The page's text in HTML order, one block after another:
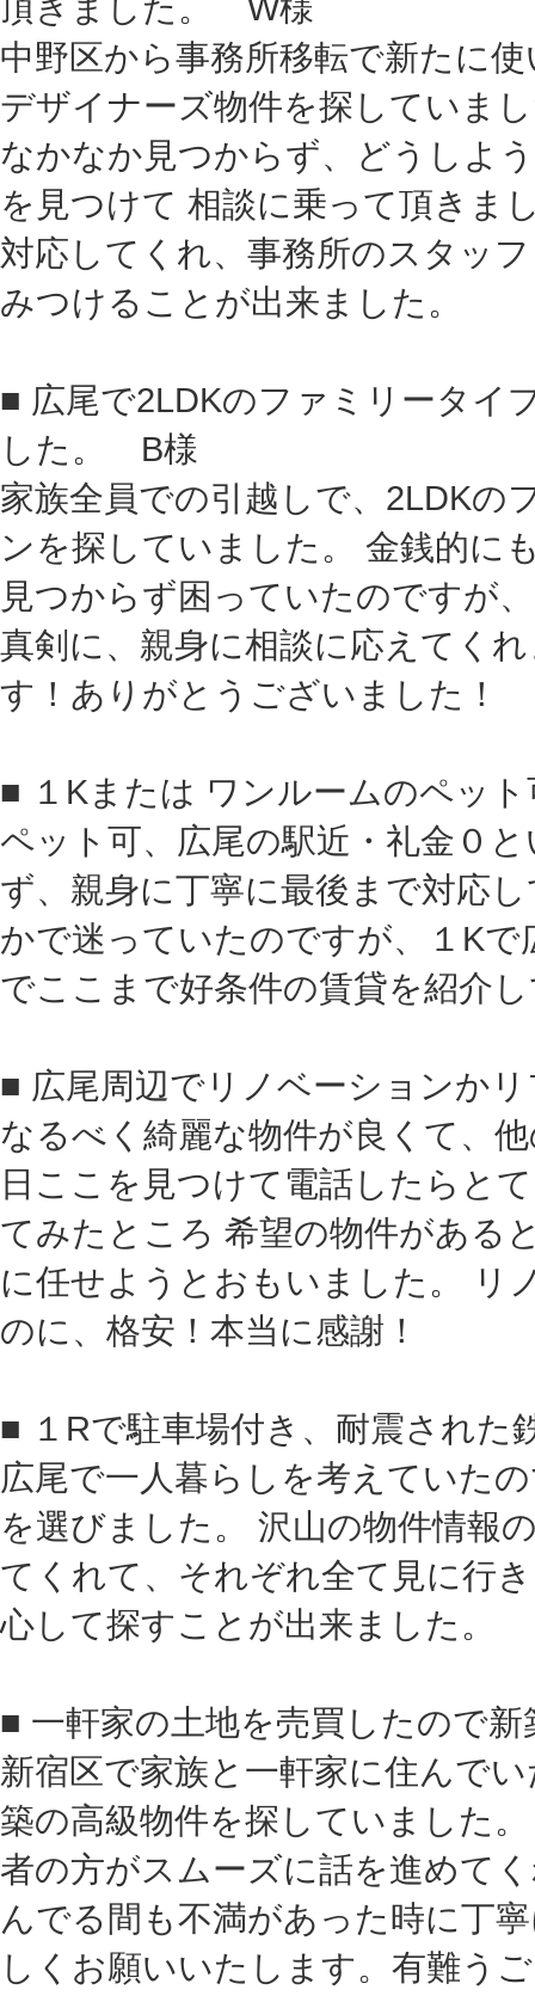
中野区から事務所移転で新たに
デザイナーズ物件を探していま
なかなか見つからず、どうしよ
を見つけて 相談に乗って頂きま
対応してくれ、事務所のスタッ
みつけることが出来ました。
■ 広尾で2LDKのファミリータイ
した。 B様
家族全員での引越しで、2LDKの
ンを探していました。 金銭的に
見つからず困っていたのですが
真剣に、親身に相談に応えてく
す！ありがとうございました！
■ １Kまたは ワンルームのペッ
ペット可、広尾の駅近・礼金０
ず、親身に丁寧に最後まで対応
かで迷っていたのですが、１K
でここまで好条件の賃貸を紹介
■ 広尾周辺でリノベーションか
なるべく綺麗な物件が良くて、
日ここを見つけて電話したらと
てみたところ 希望の物件がある
に任せようとおもいました。 リ
のに、格安！本当に感謝！
■ １Rで駐車場付き、耐震され
広尾で一人暮らしを考えていた
を選びました。 沢山の物件情報
てくれて、それぞれ全て見に行
心して探すことが出来ました。
■ 一軒家の土地を売買したので
新宿区で家族と一軒家に住んで
築の高級物件を探していました
者の方がスムーズに話を進めて
んでる間も不満があった時に丁
しくお願いいたします。有難う